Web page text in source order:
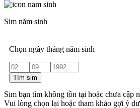
Sim năm sinh
Chọn ngày tháng năm sinh
Tìm sim
Sim bạn tìm không tồn tại hoặc chưa cập
Vui lòng chọn lại hoặc tham khảo gợi ý